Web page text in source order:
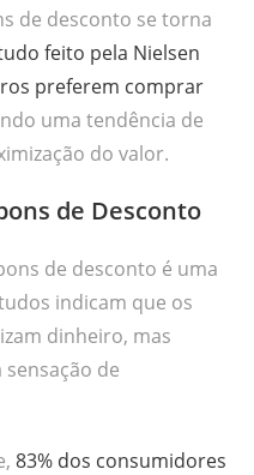
de desconto se torna
feito pela Nielsen
preferem comprar
uma tendência de
do valor.
de Desconto
de desconto é uma
indicam que os
dinheiro, mas
de
83% dos consumidores